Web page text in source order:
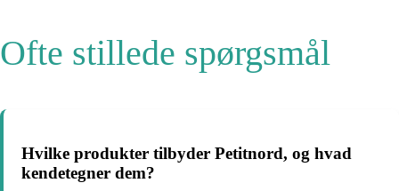
Ofte stillede spørgsmål
Hvilke produkter tilbyder Petitnord, og hvad
kendetegner dem?